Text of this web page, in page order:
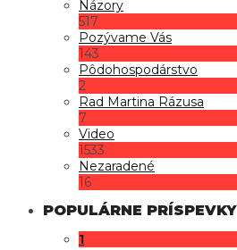
Názory
517
Pozývame Vás
143
Pôdohospodárstvo
2
Rad Martina Rázusa
7
Video
1533
Nezaradené
16
POPULÁRNE PRÍSPEVKY
1